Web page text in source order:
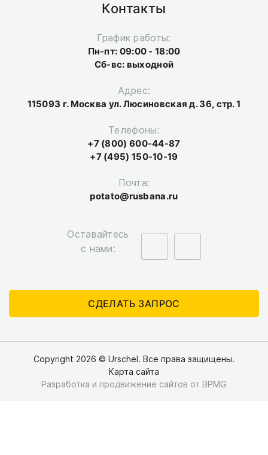
Контакты
График работы:
Пн-пт: 09:00 - 18:00
Сб-вс: выходной
Адрес:
115093 г. Москва ул. Люсиновская д. 36, стр. 1
Телефоны:
+7 (800) 600-44-87
+7 (495) 150-10-19
Почта:
potato@rusbana.ru
Оставайтесь
с нами:
СДЕЛАТЬ ЗАПРОС
Copyright 2026 © Urschel. Все права защищены.
Карта сайта
Разработка и продвижение сайтов от BPMG